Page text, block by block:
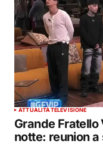
ATTUALITÀTELEVISIONE
Grande Fratello
notte: reunion